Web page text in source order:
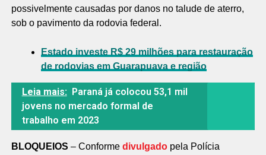
possivelmente causadas por danos no talude de aterro,
sob o pavimento da rodovia federal.
Estado investe R$ 29 milhões para restauração
de rodovias em Guarapuava e região
Leia mais: Paraná já colocou 53,1 mil
jovens no mercado formal de
trabalho em 2023
BLOQUEIOS – Conforme divulgadopela Polícia